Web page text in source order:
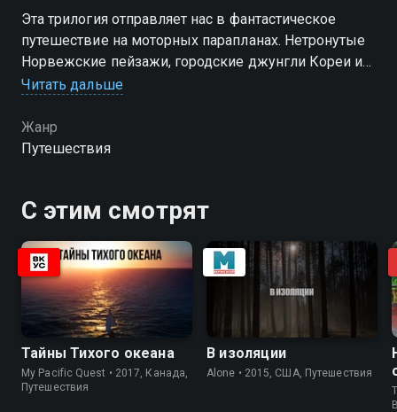
Эта трилогия отправляет нас в фантастическое
путешествие на моторных парапланах. Нетронутые
Норвежские пейзажи, городские джунгли Кореи и
дикая красота Шотландии с высоты птичьего полёта
Читать дальше
Жанр
Путешествия
С этим смотрят
Тайны Тихого океана
My Pacific Quest • 2017, Канада,
Путешествия
В изоляции
Alone • 2015, США, Путешествия